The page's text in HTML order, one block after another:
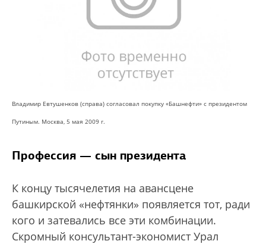
Владимир Евтушенков (справа) согласовал покупку «Башнефти» с президентом
Путиным. Москва, 5 мая 2009 г.
Профессия — сын президента
К концу тысячелетия на авансцене
башкирской «нефтянки» появляется тот, ради
кого и затевались все эти комбинации.
Скромный консультант-экономист Урал